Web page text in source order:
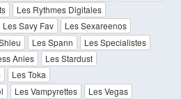
Les Rythmes Digitales
Les Savy Fav
Les Sexareenos
Les Spann
Les Specialistes
Anies
Les Stardust
Les Toka
Les Vampyrettes
Les Vegas